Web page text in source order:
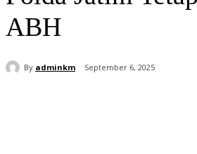
ABH
By adminkm September 6, 2025